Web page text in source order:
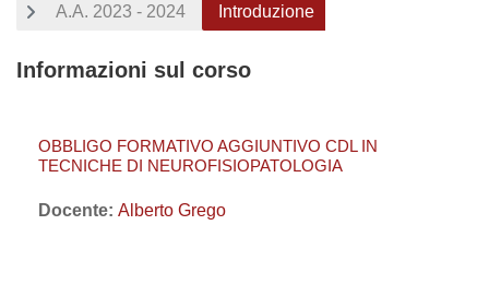
A.A. 2023 - 2024 Introduzione
Informazioni sul corso
OBBLIGO FORMATIVO AGGIUNTIVO CDL IN
TECNICHE DI NEUROFISIOPATOLOGIA
Docente: Alberto Grego